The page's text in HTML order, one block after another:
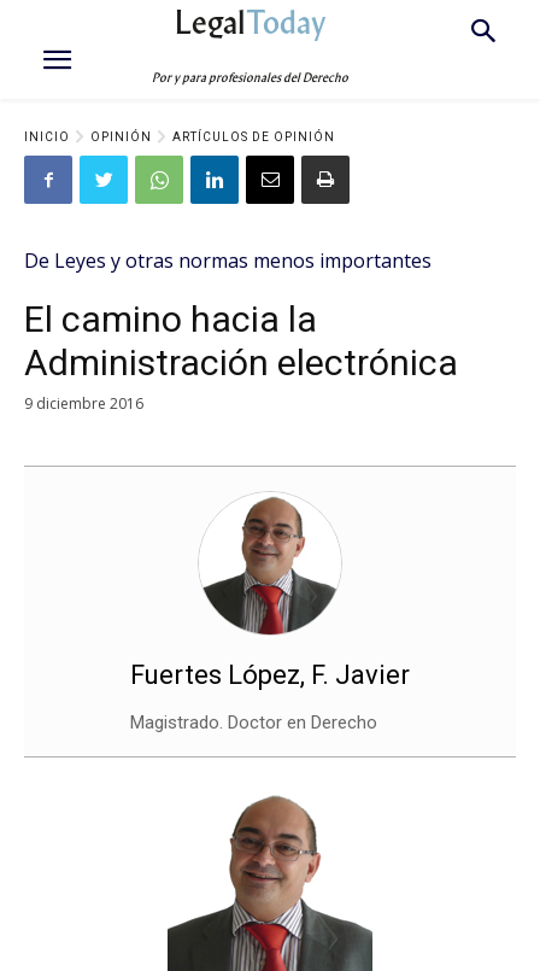
LegalToday
Por y para profesionales del Derecho
INICIO OPINIÓN ARTÍCULOS DE OPINIÓN
De Leyes y otras normas menos importantes
El camino hacia la
Administración electrónica
9 diciembre 2016
Fuertes López, F. Javier
Magistrado. Doctor en Derecho